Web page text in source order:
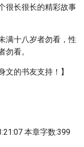
很长很长的精彩故事
满十八岁者勿看，性
勿看。
文的书友支持！】
本章字数:399